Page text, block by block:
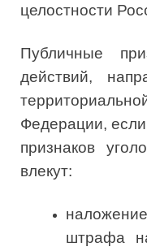
целостности
Публичные
действий,
Федерации,
признаков
влекут:
штрафа